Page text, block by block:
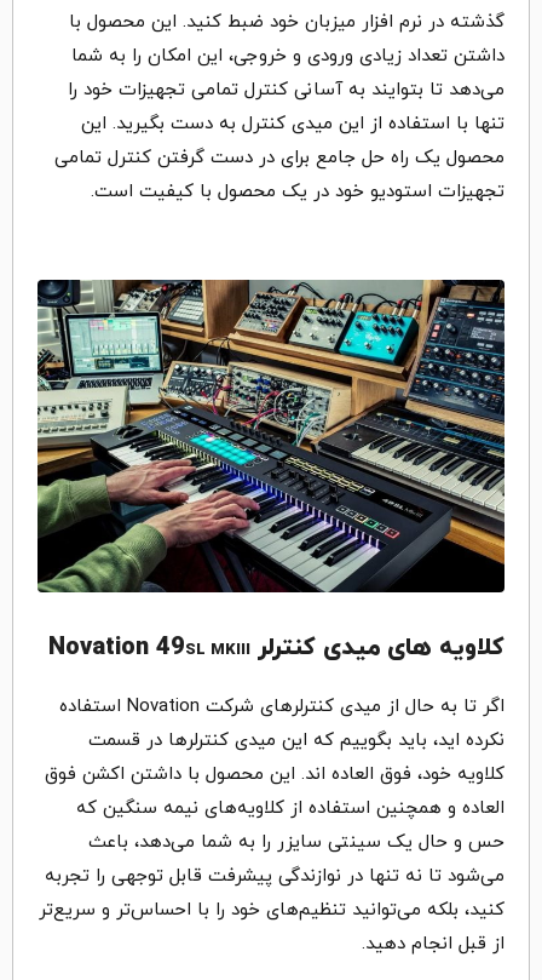
گذشته در نرم افزار میزبان خود ضبط کنید. این محصول با
داشتن تعداد زیادی ورودی و خروجی، این امکان را به شما
می‌دهد تا بتوایند به آسانی کنترل تمامی تجهیزات خود را
تنها با استفاده از این میدی کنترل به دست بگیرید. این
محصول یک راه حل جامع برای در دست گرفتن کنترل تمامی
تجهیزات استودیو خود در یک محصول با کیفیت است.
کلاویه های میدی کنترلر Novation 49 SL MKIII
اگر تا به حال از میدی کنترلرهای شرکت Novation استفاده
نکرده اید، باید بگوییم که این میدی کنترلرها در قسمت
کلاویه خود، فوق العاده اند. این محصول با داشتن اکشن فوق
العاده و همچنین استفاده از کلاویه‌های نیمه سنگین که
حس و حال یک سینتی سایزر را به شما می‌دهد، باعث
می‌شود تا نه تنها در نوازندگی پیشرفت قابل توجهی را تجربه
کنید، بلکه می‌توانید تنظیم‌های خود را با احساس‌تر و سریع‌تر
از قبل انجام دهید.